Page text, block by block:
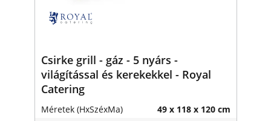
Csirke grill - gáz - 5 nyárs -
világítással és kerekekkel - Royal
Catering
Méretek (HxSzéxMa) 49 x 118 x 120 cm